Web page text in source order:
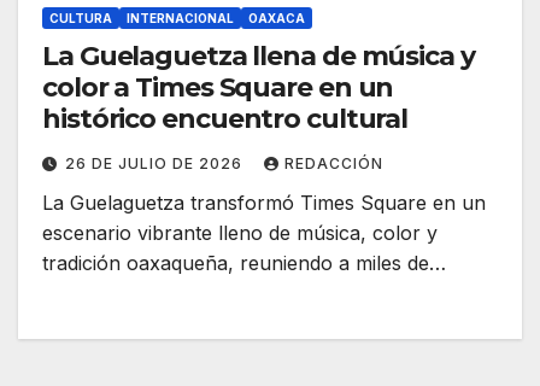
CULTURA INTERNACIONAL OAXACA
La Guelaguetza llena de música y
color a Times Square en un
histórico encuentro cultural
26 DE JULIO DE 2026 REDACCIÓN
La Guelaguetza transformó Times Square en un
escenario vibrante lleno de música, color y
tradición oaxaqueña, reuniendo a miles de…